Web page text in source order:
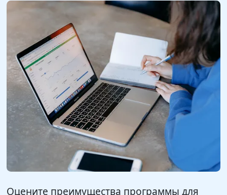
Оцените преимущества программы для